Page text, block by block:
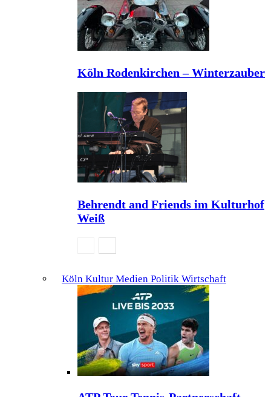
Köln Rodenkirchen – Winterzauber
Behrendt and Friends im Kulturhof
Weiß
Köln Kultur Medien Politik Wirtschaft